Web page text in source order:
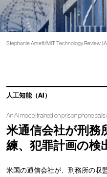
Stephanie Arnett/MIT Technology Review |
人工知能（AI）
An AI model trained on prison phone
米通信会社が刑務
練、犯罪計画の検
米国の通信会社が、刑務所の収